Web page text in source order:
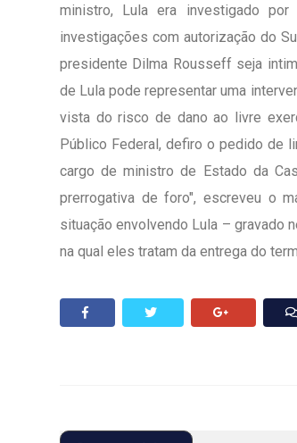
ministro, Lula era investigado
investigações com autorização do
presidente Dilma Rousseff seja
de Lula pode representar uma
vista do risco de dano ao livre
Público Federal, defiro o pedido de
cargo de ministro de Estado da
prerrogativa de foro", escreveu o
situação envolvendo Lula – gravado
na qual eles tratam da entrega do
01 JUL